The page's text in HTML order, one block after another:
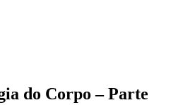
do Corpo – Parte